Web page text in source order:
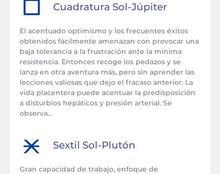
Cuadratura Sol-Júpiter
El acentuado optimismo y los frecuentes éxitos
obtenidos fácilmente amenazan con provocar una
baja tolerancia a la frustración ante la mínima
resistencia. Entonces recoge los pedazos y se
lanza en otra aventura más, pero sin aprender las
lecciones valiosas que dejo el fracaso anterior. La
vida placentera puede acentuar la predisposición
a disturbios hepáticos y presión arterial. Se
observa...
Sextil Sol-Plutón
Gran capacidad de trabajo, enfoque de